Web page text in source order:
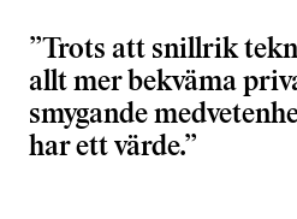
Trots att snillrik
allt mer bekväma
smygande
har ett värde.